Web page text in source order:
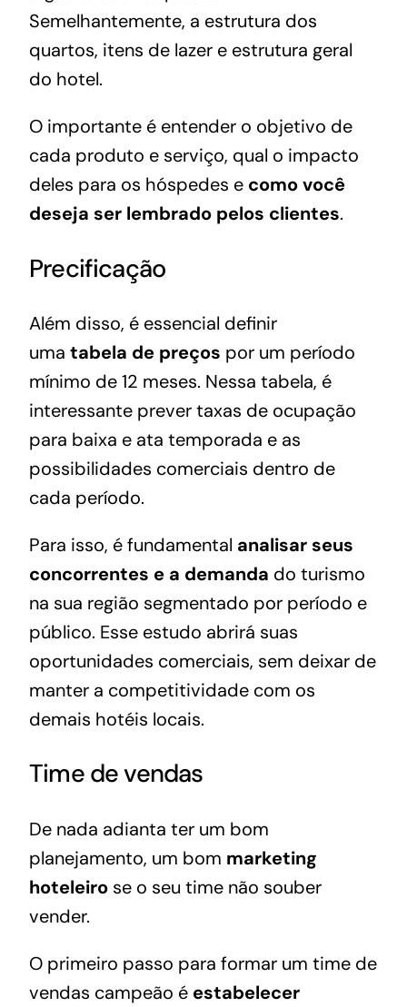
Semelhantemente, a estrutura dos
quartos, itens de lazer e estrutura geral
do hotel.
O importante é entender o objetivo de
cada produto e serviço, qual o impacto
deles para os hóspedes e como você
deseja ser lembrado pelos clientes.
Precificação
Além disso, é essencial definir
uma tabela de preços por um período
mínimo de 12 meses. Nessa tabela, é
interessante prever taxas de ocupação
para baixa e ata temporada e as
possibilidades comerciais dentro de
cada período.
Para isso, é fundamental analisar seus
concorrentes e a demanda do turismo
na sua região segmentado por período e
público. Esse estudo abrirá suas
oportunidades comerciais, sem deixar de
manter a competitividade com os
demais hotéis locais.
Time de vendas
De nada adianta ter um bom
planejamento, um bom marketing
hoteleirose o seu time não souber
vender.
O primeiro passo para formar um time de
vendas campeão é estabelecer